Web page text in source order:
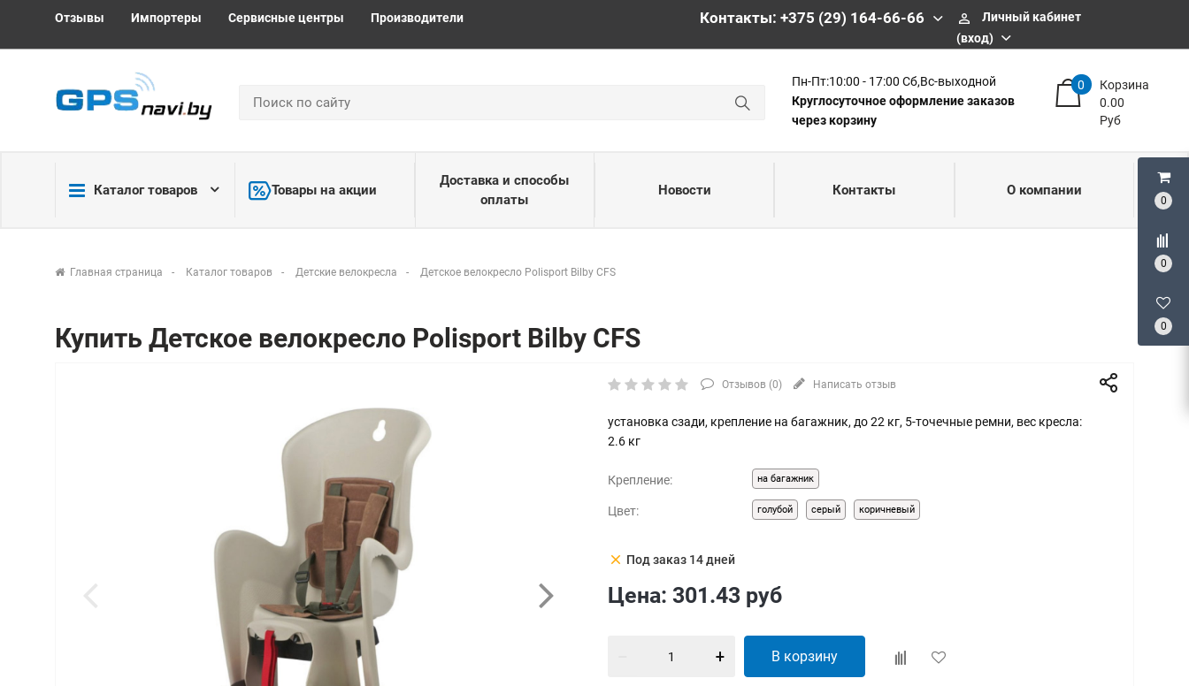
0
0
0
Отзывы Импортеры Сервисные центры Производители Контакты: +375 (29) 164-66-66 perm_identity
Личный кабинет
(вход)
Пн-Пт:10:00 - 17:00 Сб,Вс-выходной
Круглосуточное оформление заказов
через корзину
Корзина
0
0.00
Руб
Каталог товаров Товары на акции
Доставка и способы
оплаты
Новости Контакты О компании
Главная страница Каталог товаров Детские велокресла Детское велокресло Polisport Bilby CFS
Купить Детское велокресло Polisport Bilby CFS
Отзывов (0) Написать отзыв
установка сзади, крепление на багажник, до 22 кг, 5-точечные ремни, вес кресла:
2.6 кг
Крепление: на багажник
Цвет: голубой серый коричневый
clear Под заказ 14 дней
Цена: 301.43 руб
В корзину